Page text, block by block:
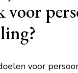
voor
voor